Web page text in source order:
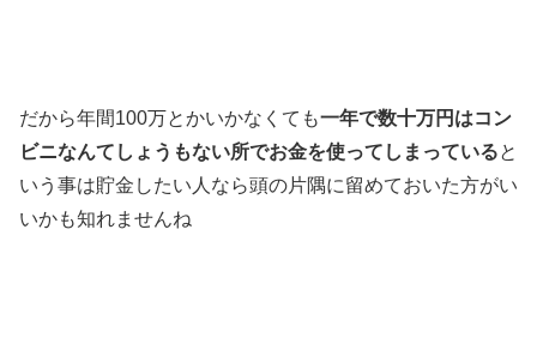
だから年間100万とかいかなくても一年で数十万円はコン
ビニなんてしょうもない所でお金を使ってしまっていると
いう事は貯金したい人なら頭の片隅に留めておいた方がい
いかも知れませんね